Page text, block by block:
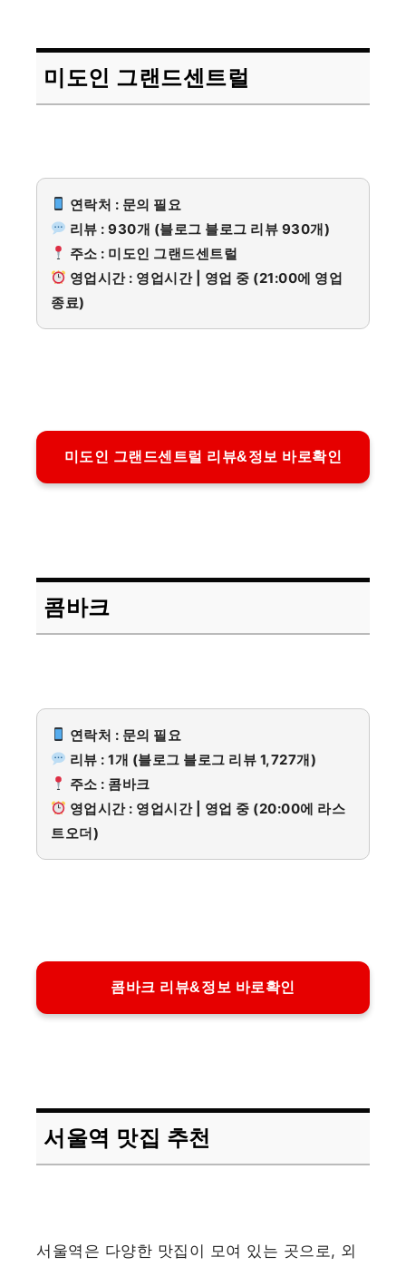
미도인 그랜드센트럴
연락처 : 문의 필요
리뷰 : 930개 (블로그 블로그 리뷰 930개)
주소 : 미도인 그랜드센트럴
영업시간 : 영업시간 | 영업 중 (21:00에 영업
종료)
미도인 그랜드센트럴 리뷰&정보 바로확인
콤바크
연락처 : 문의 필요
리뷰 : 1개 (블로그 블로그 리뷰 1,727개)
주소 : 콤바크
영업시간 : 영업시간 | 영업 중 (20:00에 라스
트오더)
콤바크 리뷰&정보 바로확인
서울역 맛집 추천
서울역은 다양한 맛집이 모여 있는 곳으로, 외